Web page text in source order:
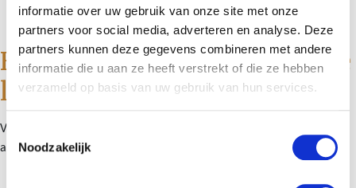
informatie over uw gebruik van onze site met onze
partners voor social media, adverteren en analyse. Deze
partners kunnen deze gegevens combineren met andere
informatie die u aan ze heeft verstrekt of die ze hebben
verzameld op basis van uw gebruik van hun services.
Toestemmingsselectie
Noodzakelijk
Fiscaal advies bij belangrijke
levensmomenten
Veel fiscale risico’s ontstaan bij veranderingen in uw leven. Denk
aan: